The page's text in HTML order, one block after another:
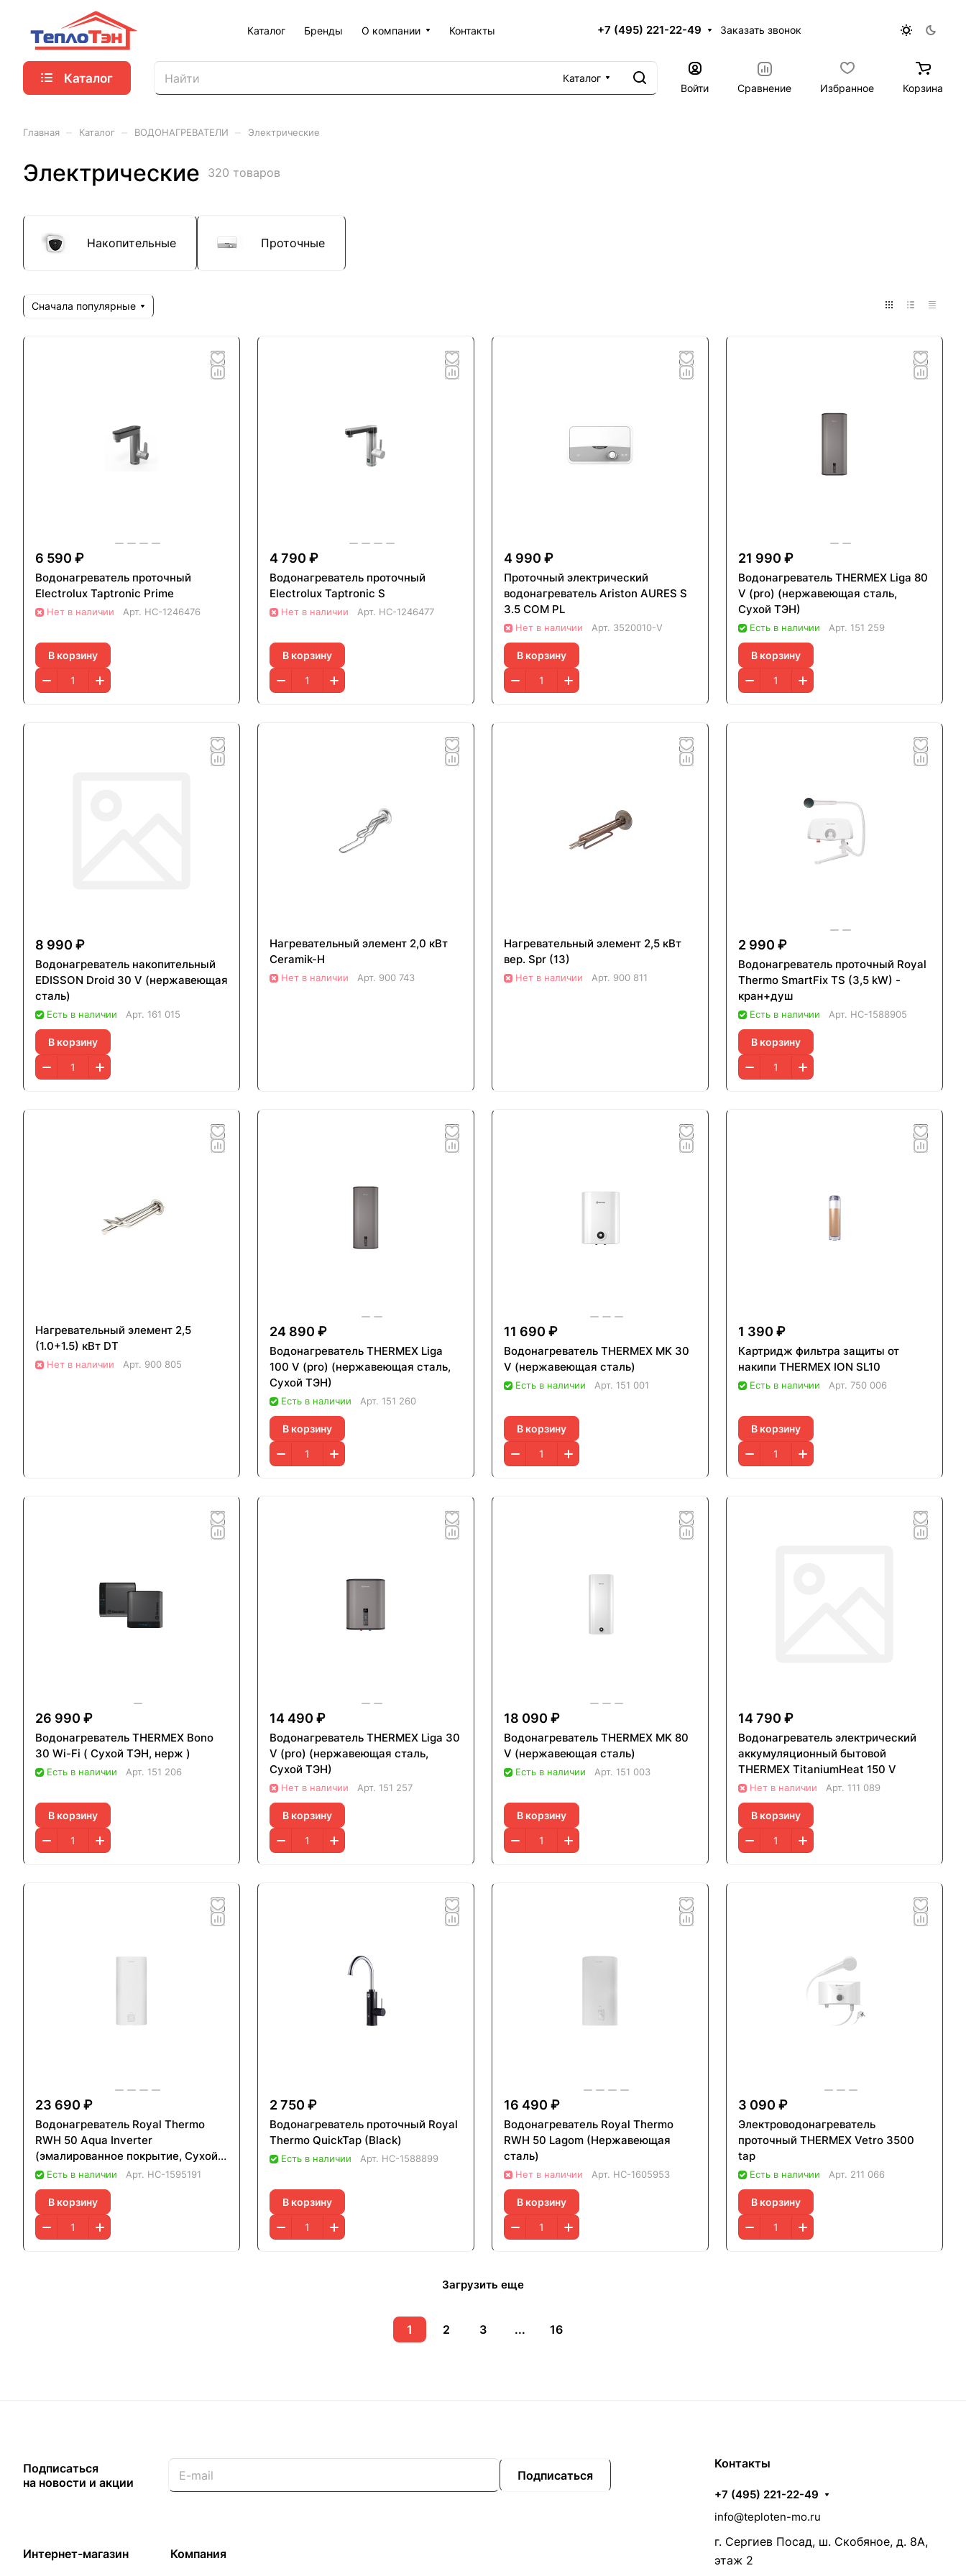
Каталог Бренды О компании Контакты +7 (495) 221-22-49 Заказать звонок
Каталог
Каталог
Войти
Сравнение Избранное Корзина
Главная Каталог ВОДОНАГРЕВАТЕЛИ Электрические
Электрические 320 товаров
Накопительные Проточные
Сначала популярные
6 590 ₽
Водонагреватель проточный
Electrolux Taptronic Prime
Нет в наличии Арт. НС-1246476
В корзину
4 790 ₽
Водонагреватель проточный
Electrolux Taptronic S
Нет в наличии Арт. НС-1246477
В корзину
4 990 ₽
Проточный электрический
водонагреватель Ariston AURES S
3.5 COM PL
Нет в наличии Арт. 3520010-V
В корзину
21 990 ₽
Водонагреватель THERMEX Liga 80
V (pro) (нержавеющая сталь,
Сухой ТЭН)
Есть в наличии Арт. 151 259
В корзину
8 990 ₽
Водонагреватель накопительный
EDISSON Droid 30 V (нержавеющая
сталь)
Есть в наличии Арт. 161 015
В корзину
Нагревательный элемент 2,0 кВт
Ceramik-H
Нет в наличии Арт. 900 743
Нагревательный элемент 2,5 кВт
вер. Spr (13)
Нет в наличии Арт. 900 811
2 990 ₽
Водонагреватель проточный Royal
Thermo SmartFix TS (3,5 kW) -
кран+душ
Есть в наличии Арт. НС-1588905
В корзину
Нагревательный элемент 2,5
(1.0+1.5) кВт DT
Нет в наличии Арт. 900 805
24 890 ₽
Водонагреватель THERMEX Liga
100 V (pro) (нержавеющая сталь,
Сухой ТЭН)
Есть в наличии Арт. 151 260
В корзину
11 690 ₽
Водонагреватель THERMEX MK 30
V (нержавеющая сталь)
Есть в наличии Арт. 151 001
В корзину
1 390 ₽
Картридж фильтра защиты от
накипи THERMEX ION SL10
Есть в наличии Арт. 750 006
В корзину
26 990 ₽
Водонагреватель THERMEX Bono
30 Wi-Fi ( Сухой ТЭН, нерж )
Есть в наличии Арт. 151 206
В корзину
14 490 ₽
Водонагреватель THERMEX Liga 30
V (pro) (нержавеющая сталь,
Сухой ТЭН)
Нет в наличии Арт. 151 257
В корзину
18 090 ₽
Водонагреватель THERMEX MK 80
V (нержавеющая сталь)
Есть в наличии Арт. 151 003
В корзину
14 790 ₽
Водонагреватель электрический
аккумуляционный бытовой
THERMEX TitaniumHeat 150 V
Нет в наличии Арт. 111 089
В корзину
23 690 ₽
Водонагреватель Royal Thermo
RWH 50 Aqua Inverter
(эмалированное покрытие, Сухой
ТЭН)Есть в наличии Арт. НС-1595191
В корзину
2 750 ₽
Водонагреватель проточный Royal
Thermo QuickTap (Black)
Есть в наличии Арт. НС-1588899
В корзину
16 490 ₽
Водонагреватель Royal Thermo
RWH 50 Lagom (Нержавеющая
сталь)
Нет в наличии Арт. НС-1605953
В корзину
3 090 ₽
Электроводонагреватель
проточный THERMEX Vetro 3500
tap
Есть в наличии Арт. 211 066
В корзину
Загрузить еще
1 2 3 ... 16
Подписаться
на новости и акции
Подписаться
Интернет-магазин Компания
Контакты
+7 (495) 221-22-49
info@teploten-mo.ru
г. Сергиев Посад, ш. Скобяное, д. 8А,
этаж 2